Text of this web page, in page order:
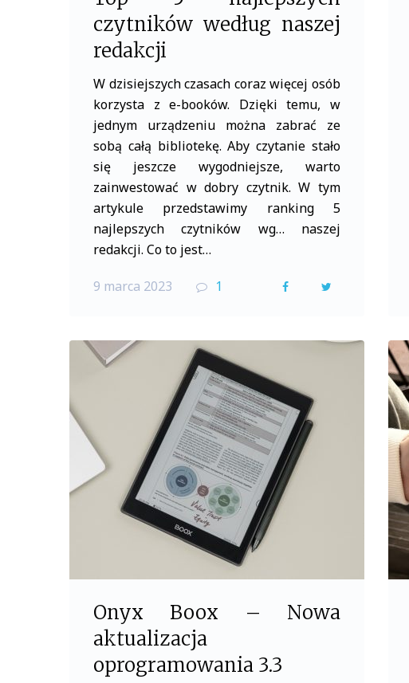
czytników według naszej
redakcji
W dzisiejszych czasach coraz więcej osób
korzysta z e-booków. Dzięki temu, w
jednym urządzeniu można zabrać ze
sobą całą bibliotekę. Aby czytanie stało
się jeszcze wygodniejsze, warto
zainwestować w dobry czytnik. W tym
artykule przedstawimy ranking 5
najlepszych czytników wg… naszej
redakcji. Co to jest…
9 marca 2023 1
F
c
o
o
k
i
Onyx Boox – Nowa
aktualizacja
oprogramowania 3.3